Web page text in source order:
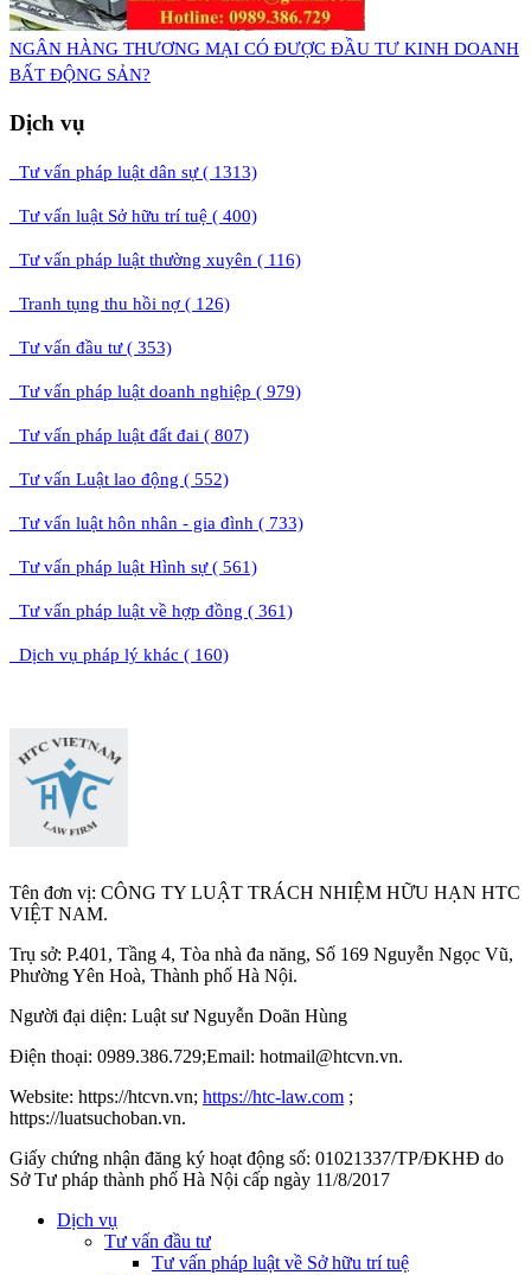
NGÂN HÀNG THƯƠNG MẠI CÓ ĐƯỢC ĐẦU TƯ KINH DOANH
BẤT ĐỘNG SẢN?
Dịch vụ
Tư vấn pháp luật dân sự ( 1313)
Tư vấn luật Sở hữu trí tuệ ( 400)
Tư vấn pháp luật thường xuyên ( 116)
Tranh tụng thu hồi nợ ( 126)
Tư vấn đầu tư ( 353)
Tư vấn pháp luật doanh nghiệp ( 979)
Tư vấn pháp luật đất đai ( 807)
Tư vấn Luật lao động ( 552)
Tư vấn luật hôn nhân - gia đình ( 733)
Tư vấn pháp luật Hình sự ( 561)
Tư vấn pháp luật về hợp đồng ( 361)
Dịch vụ pháp lý khác ( 160)
Tên đơn vị: CÔNG TY LUẬT TRÁCH NHIỆM HỮU HẠN HTC
VIỆT NAM.
Trụ sở: P.401, Tầng 4, Tòa nhà đa năng, Số 169 Nguyễn Ngọc Vũ,
Phường Yên Hoà, Thành phố Hà Nội.
Người đại diện: Luật sư Nguyễn Doãn Hùng
Điện thoại: 0989.386.729;Email: hotmail@htcvn.vn.
Website: https://htcvn.vn; https://htc-law.com ;
https://luatsuchoban.vn.
Giấy chứng nhận đăng ký hoạt động số: 01021337/TP/ĐKHĐ do
Sở Tư pháp thành phố Hà Nội cấp ngày 11/8/2017
Dịch vụ
Tư vấn đầu tư
Tư vấn pháp luật về Sở hữu trí tuệ